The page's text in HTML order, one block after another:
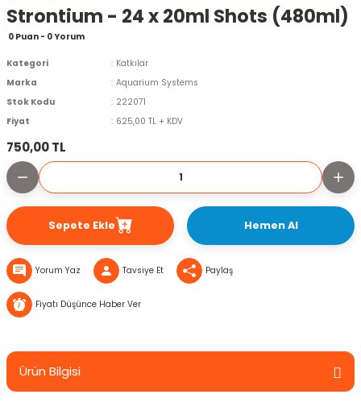
Strontium - 24 x 20ml Shots (480ml)
0 Puan - 0 Yorum
Kategori
Katkılar
Marka
Aquarium Systems
Stok Kodu
222071
Fiyat
625,00 TL + KDV
750,00 TL
Sepete Ekle Hemen Al
Yorum Yaz Tavsiye Et Paylaş
Fiyatı Düşünce Haber Ver
Ürün Bilgisi